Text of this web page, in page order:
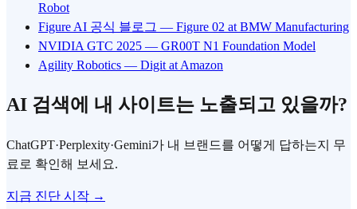
Robot
Figure AI 공식 블로그 — Figure 02 at BMW Manufacturing
NVIDIA GTC 2025 — GR00T N1 Foundation Model
Agility Robotics — Digit at Amazon
AI 검색에 내 사이트는 노출되고 있을까?
ChatGPT·Perplexity·Gemini가 내 브랜드를 어떻게 답하는지 무
료로 확인해 보세요.
지금 진단 시작 →